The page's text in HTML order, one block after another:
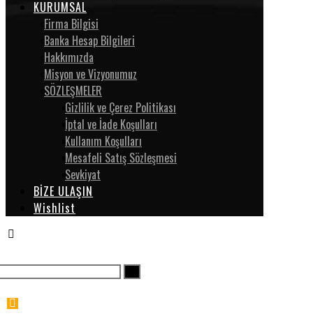
KURUMSAL
Firma Bilgisi
Banka Hesap Bilgileri
Hakkımızda
Misyon ve Vizyonumuz
SÖZLEŞMELER
Gizlilik ve Çerez Politikası
İptal ve İade Koşulları
Kullanım Koşulları
Mesafeli Satış Sözleşmesi
Sevkiyat
BİZE ULAŞIN
Wishlist